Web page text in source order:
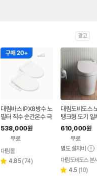
광고
구매 20+
대림바스 IPX8방수 노
필터 직수 순간온수 극
초슬림 프리미엄 비데
DDS-S1900 1+1
538,000원
무료
대림몰
별 4.85 리
(74)
대림도비도스
탱크형 도기 일
데 자동 물내림
610,000원
무료
별도 설치비
대림도비도스 본
별 4.5 리
(10)